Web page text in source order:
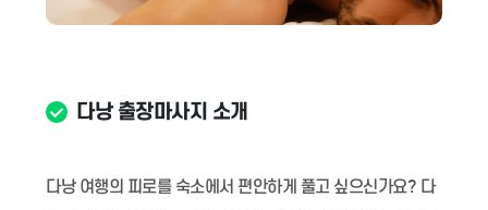
다낭 출장마사지 소개
다낭 여행의 피로를 숙소에서 편안하게 풀고 싶으신가요? 다